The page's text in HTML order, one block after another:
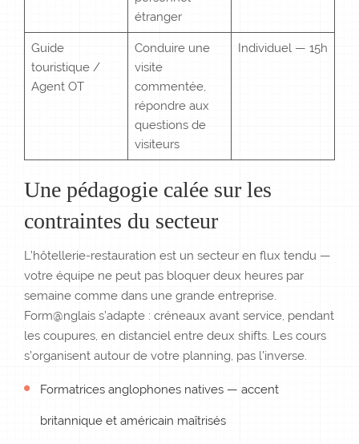
étranger
Guide
touristique /
Agent OT
Conduire une
visite
commentée,
répondre aux
questions de
visiteurs
Individuel — 15h
Une pédagogie calée sur les
contraintes du secteur
L’hôtellerie-restauration est un secteur en flux tendu —
votre équipe ne peut pas bloquer deux heures par
semaine comme dans une grande entreprise.
Form@nglais s’adapte : créneaux avant service, pendant
les coupures, en distanciel entre deux shifts. Les cours
s’organisent autour de votre planning, pas l’inverse.
Formatrices anglophones natives — accent
britannique et américain maîtrisés